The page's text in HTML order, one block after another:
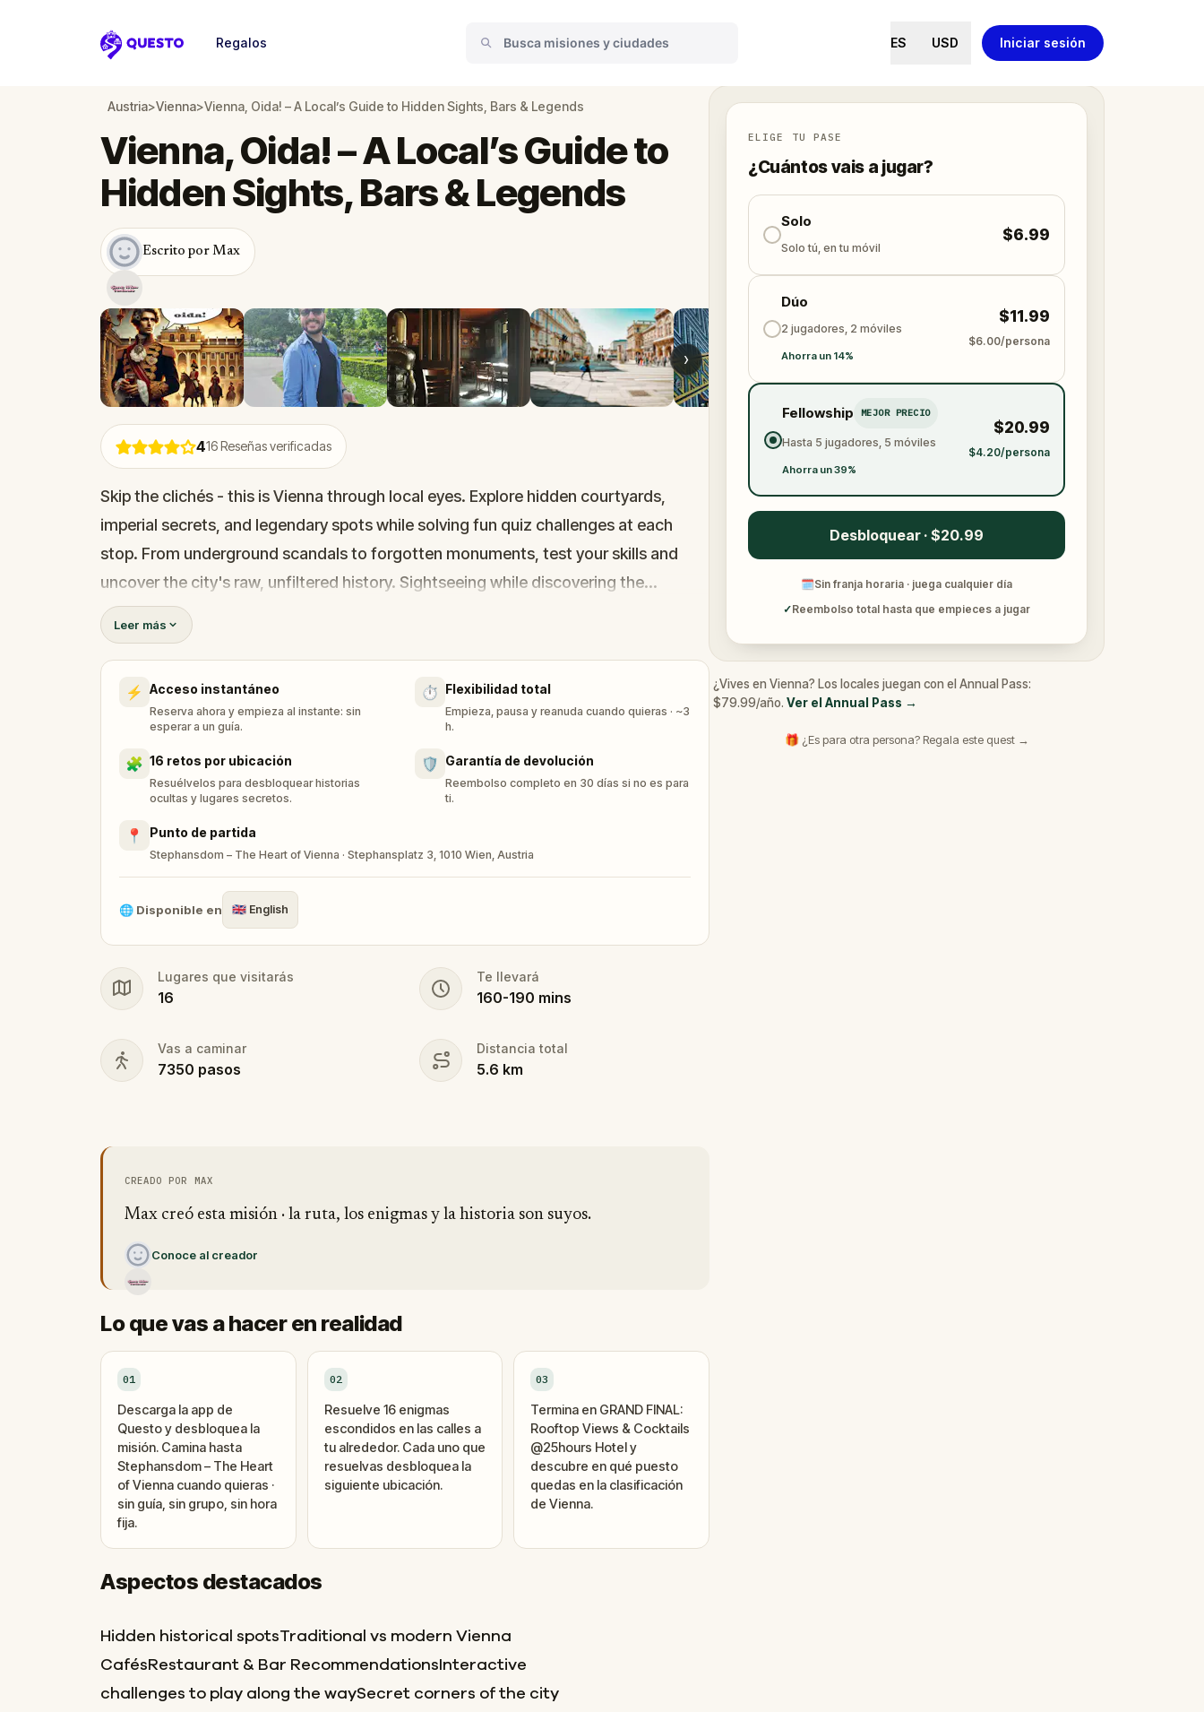
Questo
Regalos ES USD Iniciar sesión
Austria>Vienna>Vienna, Oida! – A Local’s Guide to Hidden Sights, Bars & Legends
›
416Reseñas verificadas
Vienna, Oida! – A Local’s Guide to
Hidden Sights, Bars & Legends
Escrito por Max
Skip the clichés - this is Vienna through local eyes. Explore hidden courtyards,
imperial secrets, and legendary spots while solving fun quiz challenges at each
stop. From underground scandals to forgotten monuments, test your skills and
uncover the city's raw, unfiltered history. Sightseeing while discovering the
Viennese way!
Leer más
⚡ Acceso instantáneo
Reserva ahora y empieza al instante: sin
esperar a un guía.
⏱️ Flexibilidad total
Empieza, pausa y reanuda cuando quieras · ~3
h.
🧩 16 retos por ubicación
Resuélvelos para desbloquear historias
ocultas y lugares secretos.
🛡️ Garantía de devolución
Reembolso completo en 30 días si no es para
ti.
📍 Punto de partida
Stephansdom – The Heart of Vienna · Stephansplatz 3, 1010 Wien, Austria
🌐 Disponible en 🇬🇧 English
Lugares que visitarás
16
Te llevará
160-190 mins
Vas a caminar
7350 pasos
Distancia total
5.6 km
CREADO POR MAX
Max creó esta misión · la ruta, los enigmas y la historia son suyos.
Conoce al creador
Lo que vas a hacer en realidad
01
Descarga la app de
Questo y desbloquea la
misión. Camina hasta
Stephansdom – The Heart
of Vienna cuando quieras ·
sin guía, sin grupo, sin hora
fija.
02
Resuelve 16 enigmas
escondidos en las calles a
tu alrededor. Cada uno que
resuelvas desbloquea la
siguiente ubicación.
03
Termina en GRAND FINAL:
Rooftop Views & Cocktails
@25hours Hotel y
descubre en qué puesto
quedas en la clasificación
de Vienna.
Aspectos destacados
Hidden historical spotsTraditional vs modern Vienna
CafésRestaurant & Bar RecommendationsInteractive
challenges to play along the waySecret corners of the city
ELIGE TU PASE
¿Cuántos vais a jugar?
Solo
Solo tú, en tu móvil
$6.99
Dúo
2 jugadores, 2 móviles
Ahorra un 14%
$11.99
$6.00/persona
Fellowship MEJOR PRECIO
Hasta 5 jugadores, 5 móviles
Ahorra un 39%
$20.99
$4.20/persona
Desbloquear · $20.99
🗓Sin franja horaria · juega cualquier día
✓Reembolso total hasta que empieces a jugar
¿Vives en Vienna? Los locales juegan con el Annual Pass:
$79.99/año. Ver el Annual Pass →
🎁 ¿Es para otra persona? Regala este quest →